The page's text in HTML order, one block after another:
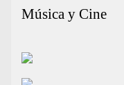
Música y Cine